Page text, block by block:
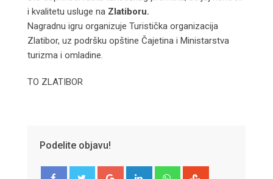
i kvalitetu usluge na Zlatiboru.
Nagradnu igru organizuje Turistička organizacija
Zlatibor, uz podršku opštine Čajetina i Ministarstva
turizma i omladine.
TO ZLATIBOR
Podelite objavu!
Google+ LinkedIn Whatsapp